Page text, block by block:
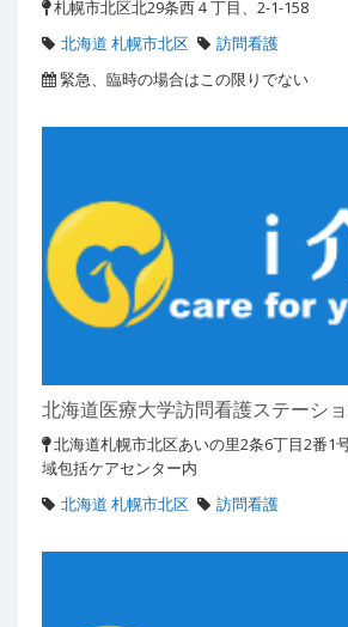
札幌市北区北29条西４丁目、2-1-158
北海道 札幌市北区
訪問看護
緊急、臨時の場合はこの限りでない
北海道医療大学訪問看護ステーシ
北海道札幌市北区あいの里2条6丁目2番
域包括ケアセンター内
北海道 札幌市北区
訪問看護